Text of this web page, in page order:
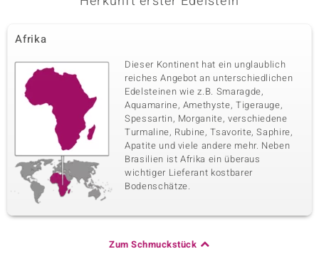
Afrika
Dieser Kontinent hat ein unglaublich
reiches Angebot an unterschiedlichen
Edelsteinen wie z.B. Smaragde,
Aquamarine, Amethyste, Tigerauge,
Spessartin, Morganite, verschiedene
Turmaline, Rubine, Tsavorite, Saphire,
Apatite und viele andere mehr. Neben
Brasilien ist Afrika ein überaus
wichtiger Lieferant kostbarer
Bodenschätze.
Zum Schmuckstück